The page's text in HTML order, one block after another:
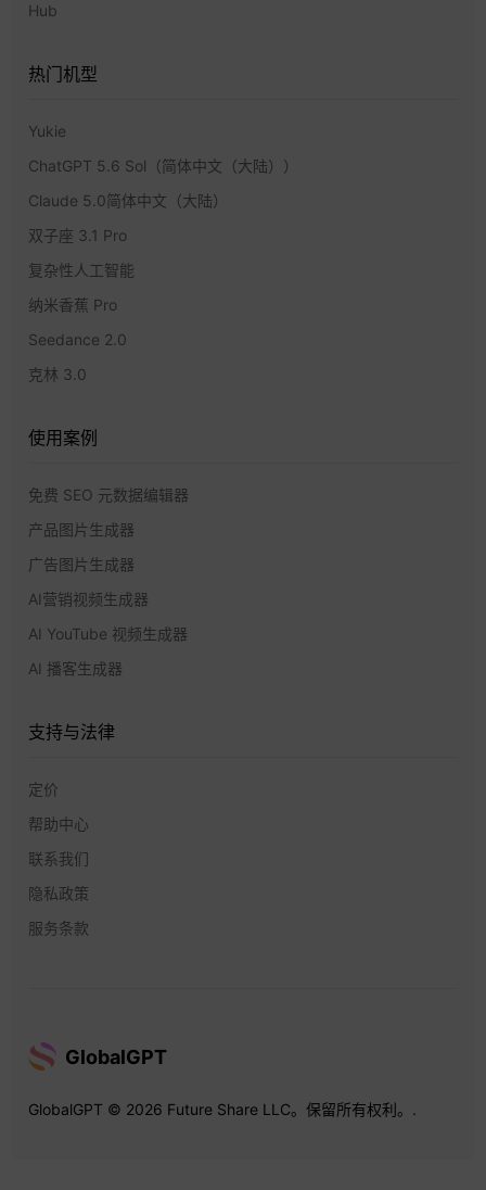
Hub
热门机型
Yukie
ChatGPT 5.6 Sol（简体中文（大陆））
Claude 5.0简体中文（大陆）
双子座 3.1 Pro
复杂性人工智能
纳米香蕉 Pro
Seedance 2.0
克林 3.0
使用案例
免费 SEO 元数据编辑器
产品图片生成器
广告图片生成器
AI营销视频生成器
AI YouTube 视频生成器
AI 播客生成器
支持与法律
定价
帮助中心
联系我们
隐私政策
服务条款
GlobalGPT
GlobalGPT © 2026 Future Share LLC。保留所有权利。.